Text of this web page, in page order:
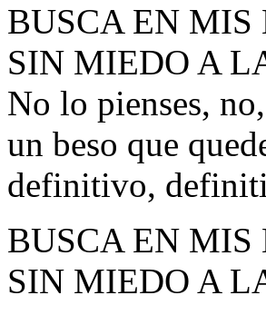
BUSCA EN MIS
SIN MIEDO A
No lo pienses,
un beso que
definitivo,
BUSCA EN MIS
SIN MIEDO A